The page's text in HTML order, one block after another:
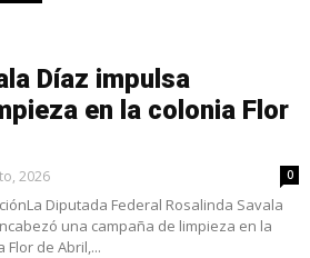
Díaz impulsa
en la colonia Flor
2026 0
Diputada Federal Rosalinda Savala
una campaña de limpieza en la
Flor de Abril,...